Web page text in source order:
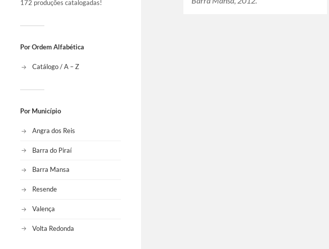
172 produções catalogadas!
Por Ordem Alfabética
Catálogo / A – Z
Por Município
Angra dos Reis
Barra do Piraí
Barra Mansa
Resende
Valença
Volta Redonda